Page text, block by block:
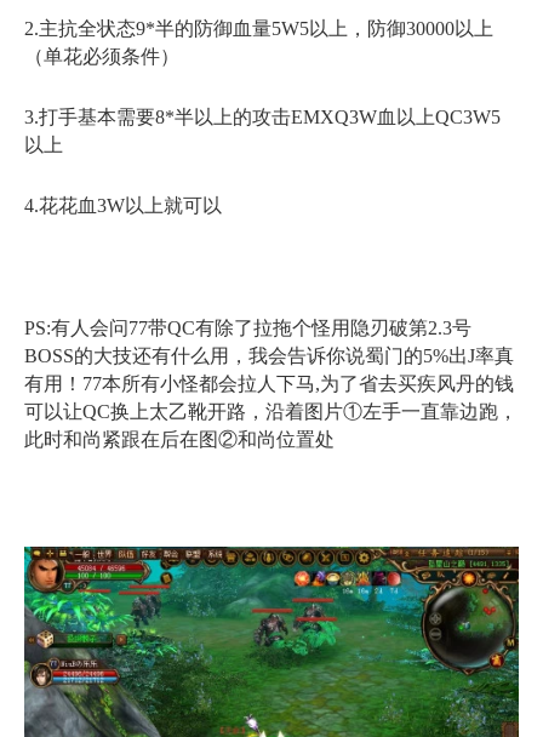
2.主抗全状态9*半的防御血量5W5以上，防御30000以上
（单花必须条件）
3.打手基本需要8*半以上的攻击EMXQ3W血以上QC3W5
以上
4.花花血3W以上就可以
PS:有人会问77带QC有除了拉拖个怪用隐刃破第2.3号
BOSS的大技还有什么用，我会告诉你说蜀门的5%出J率真
有用！77本所有小怪都会拉人下马,为了省去买疾风丹的钱
可以让QC换上太乙靴开路，沿着图片①左手一直靠边跑，
此时和尚紧跟在后在图②和尚位置处